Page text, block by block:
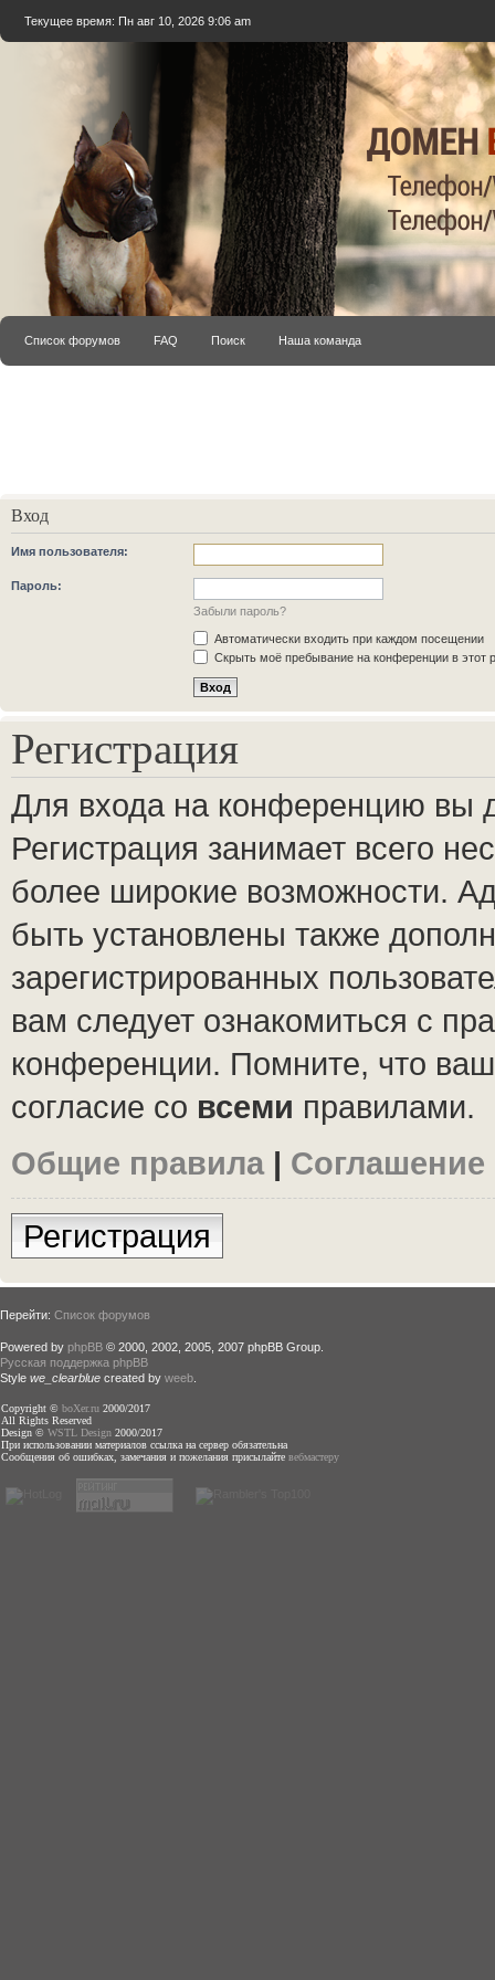
Текущее время: Пн авг 10, 2026 9:06 am
Список форумов FAQ Поиск Наша команда
Вход
Имя пользователя:
Пароль:
Забыли пароль?
Автоматически входить при каждом посещении
Скрыть моё пребывание на конференции в этот
Регистрация
Для входа на конференцию вы
Регистрация занимает всего
более широкие возможности.
быть установлены также
зарегистрированных
вам следует ознакомиться с
конференции. Помните, что
согласие со всеми правилами.
Общие правила |
Регистрация
Перейти: Список форумов
Powered by phpBB © 2000, 2002, 2005, 2007 phpBB Group.
Русская поддержка phpBB
Style we_clearblue created by weeb
Copyright © boXer.ru 2000/2017
All Rights Reserved
Design © WSTL Design 2000/2017
При использовании материалов ссылка на сервер обязательна
Сообщения об ошибках, замечания и пожелания присылайте вебмастеру